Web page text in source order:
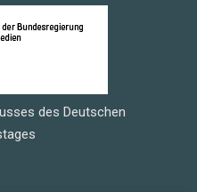
des Deutschen